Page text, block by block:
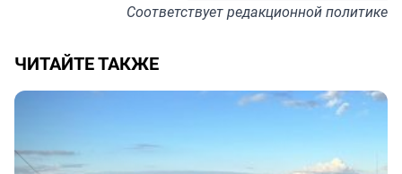
Соответствуетредакционной политике
ЧИТАЙТЕ ТАКЖЕ